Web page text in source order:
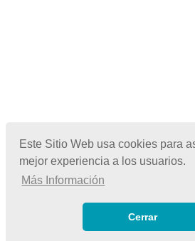
Este Sitio Web usa cookies para
mejor experiencia a los usuarios.
Más Información
Cerrar
© Copyright 2026 | Todos los Derechos